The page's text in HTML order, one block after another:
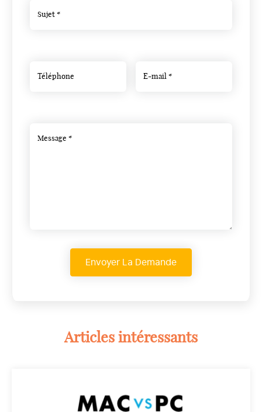
Articles intéressants